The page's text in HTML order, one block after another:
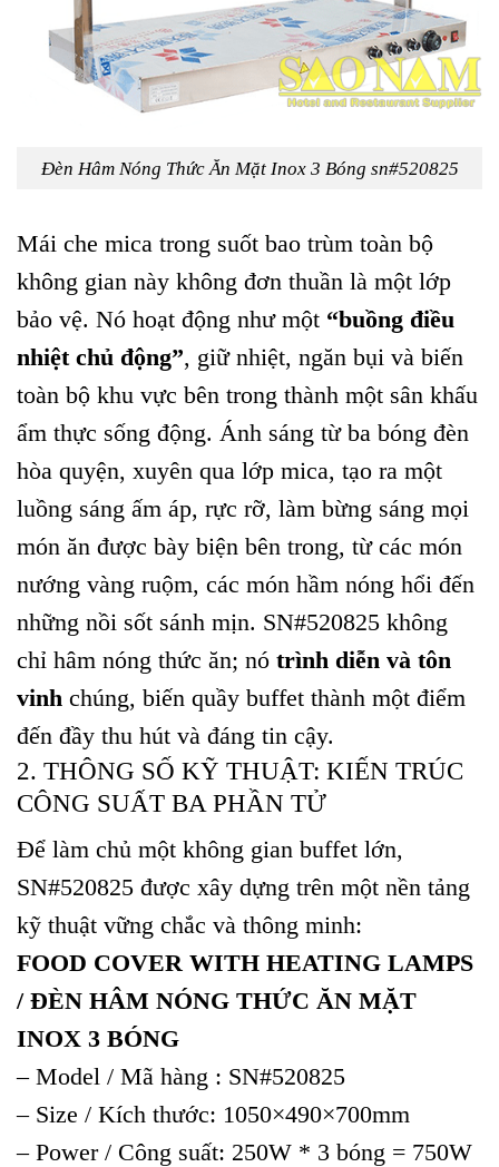
Đèn Hâm Nóng Thức Ăn Mặt Inox 3 Bóng sn#520825
Mái che mica trong suốt bao trùm toàn bộ
không gian này không đơn thuần là một lớp
bảo vệ. Nó hoạt động như một “buồng điều
nhiệt chủ động”, giữ nhiệt, ngăn bụi và biến
toàn bộ khu vực bên trong thành một sân khấu
ẩm thực sống động. Ánh sáng từ ba bóng đèn
hòa quyện, xuyên qua lớp mica, tạo ra một
luồng sáng ấm áp, rực rỡ, làm bừng sáng mọi
món ăn được bày biện bên trong, từ các món
nướng vàng ruộm, các món hầm nóng hổi đến
những nồi sốt sánh mịn. SN#520825 không
chỉ hâm nóng thức ăn; nó trình diễn và tôn
vinh chúng, biến quầy buffet thành một điểm
đến đầy thu hút và đáng tin cậy.
2. THÔNG SỐ KỸ THUẬT: KIẾN TRÚC
CÔNG SUẤT BA PHẦN TỬ
Để làm chủ một không gian buffet lớn,
SN#520825 được xây dựng trên một nền tảng
kỹ thuật vững chắc và thông minh:
FOOD COVER WITH HEATING LAMPS
/ ĐÈN HÂM NÓNG THỨC ĂN MẶT
INOX 3 BÓNG
– Model / Mã hàng : SN#520825
– Size / Kích thước: 1050×490×700mm
– Power / Công suất: 250W * 3 bóng = 750W